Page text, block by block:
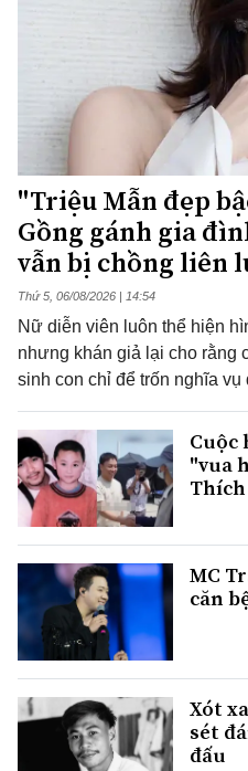
"Triệu Mẫn đẹp
Gồng gánh gia
vẫn bị chồng liên
Thứ 5, 06/08/2026 | 14:54
Nữ diễn viên luôn thể hiện
nhưng khán giả lại cho rằng
sinh con chỉ để trốn nghĩa vụ
Cuộc
"vua
MC
căn
Xót
sét
đấu